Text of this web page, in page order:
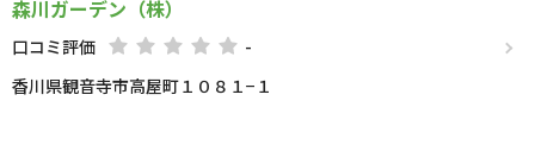
森川ガーデン（株）
口コミ評価
-
香川県観音寺市高屋町１０８１−１